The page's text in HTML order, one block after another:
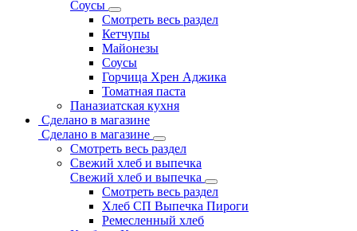
Соусы
Смотреть весь раздел
Кетчупы
Майонезы
Соусы
Горчица Хрен Аджика
Томатная паста
Паназиатская кухня
Сделано в магазине
Сделано в магазине
Смотреть весь раздел
Свежий хлеб и выпечка
Свежий хлеб и выпечка
Смотреть весь раздел
Хлеб СП Выпечка Пироги
Ремесленный хлеб